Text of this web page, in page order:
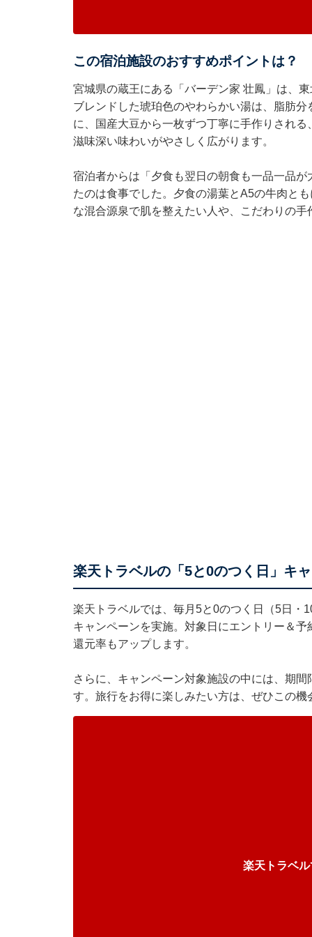
この宿泊施設のおすすめポイントは？
宮城県の蔵王にある「バーデン家 壮鳳」は、
ブレンドした琥珀色のやわらかい湯は、脂肪
に、国産大豆から一枚ずつ丁寧に手作りされ
滋味深い味わいがやさしく広がります。
宿泊者からは「夕食も翌日の朝食も一品一品
たのは食事でした。夕食の湯葉とA5の牛肉と
な混合源泉で肌を整えたい人や、こだわりの
楽天トラベルの「5と0のつく日」キ
楽天トラベルでは、毎月5と0のつく日（5日・
キャンペーンを実施。対象日にエントリー＆
還元率もアップします。
さらに、キャンペーン対象施設の中には、期
す。旅行をお得に楽しみたい方は、ぜひこの機
楽天トラベ